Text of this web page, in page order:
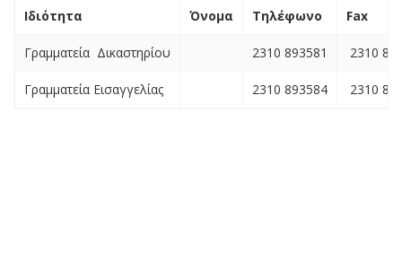
Ιδιότητα Όνομα Τηλέφωνο Fax
Γραμματεία Δικαστηρίου 2310 893581 2310
Γραμματεία Εισαγγελίας 2310 893584 2310